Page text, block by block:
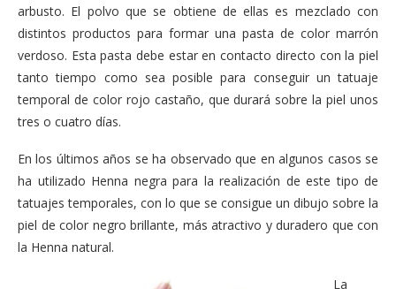
arbusto. El polvo que se obtiene de ellas es mezclado con
distintos productos para formar una pasta de color marrón
verdoso. Esta pasta debe estar en contacto directo con la piel
tanto tiempo como sea posible para conseguir un tatuaje
temporal de color rojo castaño, que durará sobre la piel unos
tres o cuatro días.
En los últimos años se ha observado que en algunos casos se
ha utilizado Henna negra para la realización de este tipo de
tatuajes temporales, con lo que se consigue un dibujo sobre la
piel de color negro brillante, más atractivo y duradero que con
la Henna natural.
La